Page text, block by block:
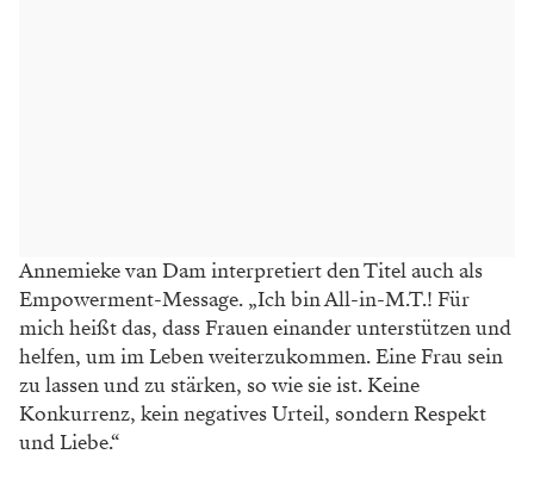
Annemieke van Dam interpretiert den Titel auch als
Empowerment-Message. „Ich binAll-in-M.T.! Für
mich heißt das, dass Fraueneinander unterstützen und
helfen, um im Lebenweiterzukommen. Eine Frau sein
zu lassen undzu stärken, so wie sie ist. Keine
Konkurrenz, keinnegatives Urteil, sondern Respekt
und Liebe.“